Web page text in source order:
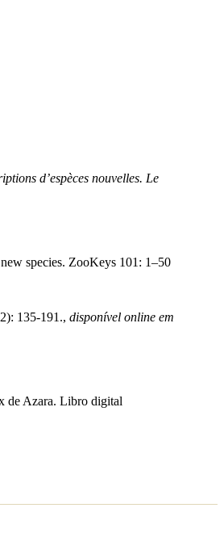
d’espèces nouvelles. Le
species. ZooKeys 101: 1–50
135-191., disponível online em
de Azara. Libro digital